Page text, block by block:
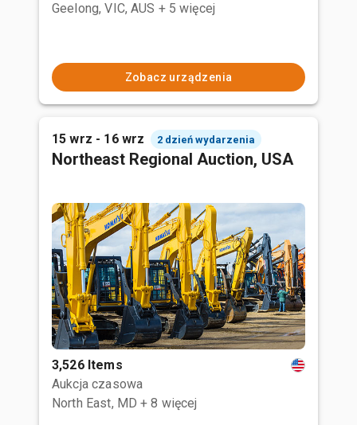
Geelong, VIC, AUS + 5 więcej
Zobacz urządzenia
15 wrz - 16 wrz 2 dzień wydarzenia
Northeast Regional Auction, USA
3,526 Items
Aukcja czasowa
North East, MD + 8 więcej